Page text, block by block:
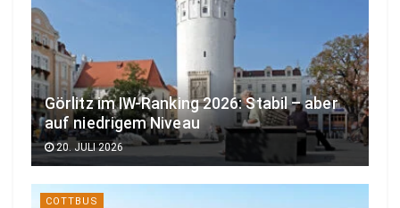
Görlitz im IW-Ranking 2026: Stabil – aber
auf niedrigem Niveau
20. JULI 2026
COTTBUS